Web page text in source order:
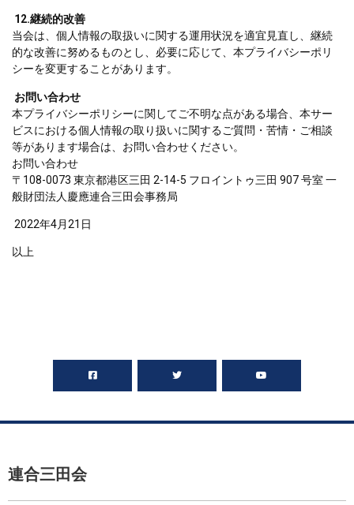
12.継続的改善
当会は、個人情報の取扱いに関する運用状況を適宜見直し、継続
的な改善に努めるものとし、必要に応じて、本プライバシーポリ
シーを変更することがあります。
お問い合わせ
本プライバシーポリシーに関してご不明な点がある場合、本サー
ビスにおける個人情報の取り扱いに関するご質問・苦情・ご相談
等があります場合は、お問い合わせください。
お問い合わせ
〒108-0073 東京都港区三田 2-14-5 フロイントゥ三田 907 号室 一
般財団法人慶應連合三田会事務局
2022年4月21 日
以上
連合三田会